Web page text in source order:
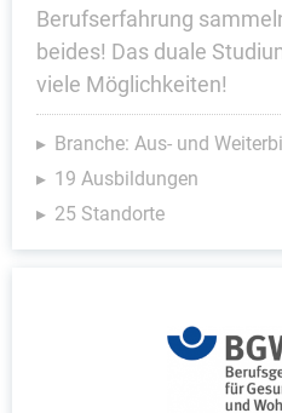
Berufserfahrung
beides! Das duale
viele Möglichkeiten!
Branche: Aus- und
19 Ausbildungen
25 Standorte